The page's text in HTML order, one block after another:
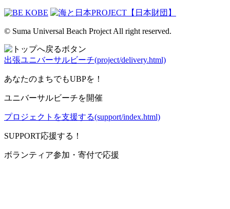
© Suma Universal Beach Project All right reserved.
出張ユニバーサルビーチ(project/delivery.html)
あなたのまちでもUBPを！
ユニバーサルビーチを開催
プロジェクトを支援する(support/index.html)
SUPPORT応援する！
ボランティア参加・寄付で応援